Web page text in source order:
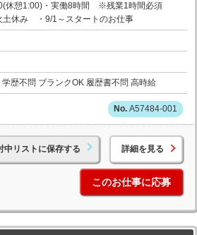
休憩1:00)・実働8時間 ※残業1時間必須
土休み ・9/1～スタートのお仕事
学歴不問 ブランクOK 履歴書不問 高時給
A57484-001
中リストに保存する 詳細を見る
このお仕事に応募